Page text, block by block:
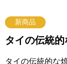
新商品
タイの伝統
タイの伝統的な